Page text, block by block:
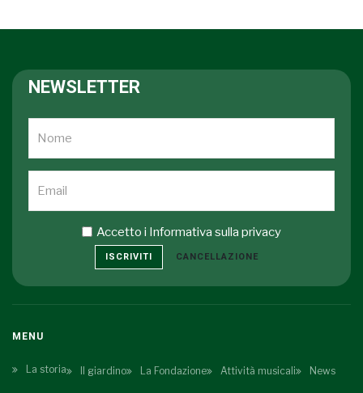
NEWSLETTER
Accetto i Informativa sulla privacy
ISCRIVITI CANCELLAZIONE
MENU
La storia Il giardino La Fondazione Attività musicali News